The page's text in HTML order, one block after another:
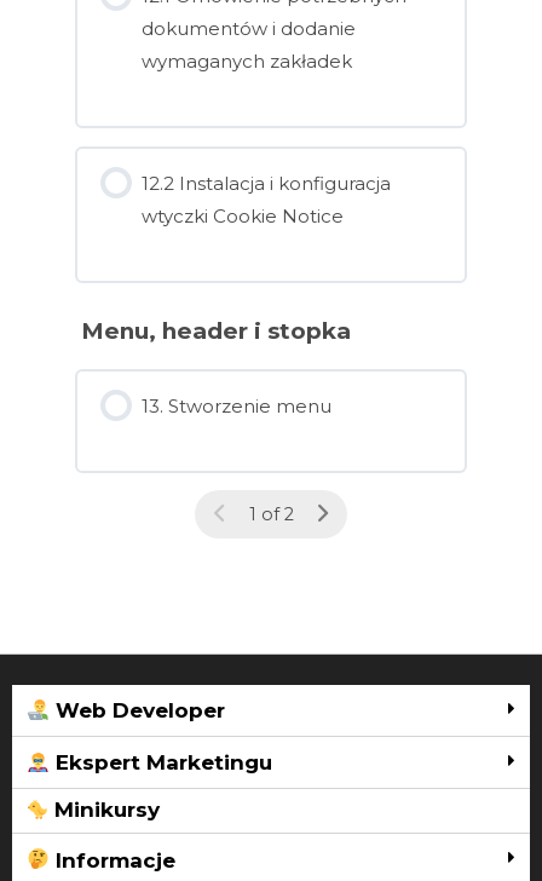
dokumentów i dodanie
wymaganych zakładek
12.2 Instalacja i konfiguracja
wtyczki Cookie Notice
Menu, header i stopka
13. Stworzenie menu
1 of 2
Web Developer
Ekspert Marketingu
Minikursy
Informacje